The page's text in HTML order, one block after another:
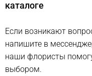
каталоге
Если возникают
напишите в
наши флористы
выбором.